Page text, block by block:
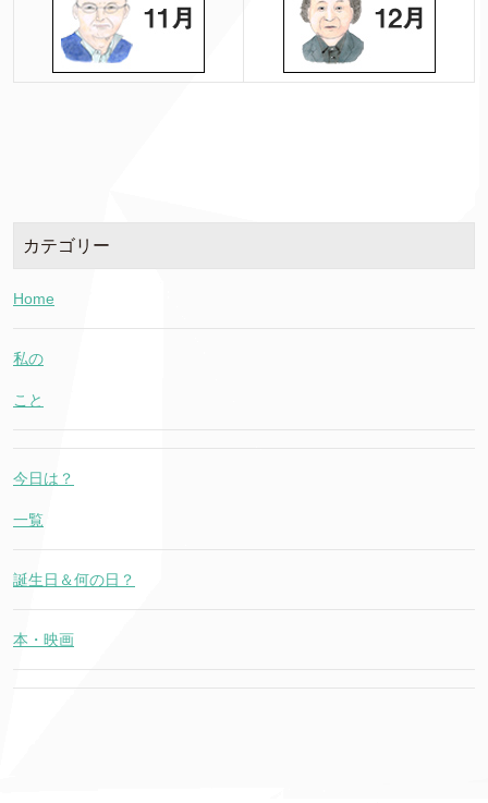
カテゴリー
Home
私の
こと
今日は？
一覧
誕生日＆何の日？
本・映画